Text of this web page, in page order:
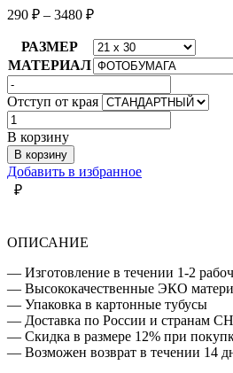
290 ₽ – 3480 ₽
РАЗМЕР
МАТЕРИАЛ
Отступ от края
Количество
товара
АБСТРАКЦИЯ
РАЗНЫЕ
ЦВЕТА
В корзину
В корзину
Добавить в избранное
₽
ОПИСАНИЕ
— Изготовление в течении 1-2
— Высококачественные ЭКО
— Упаковка в картонные тубусы
— Доставка по России и странам
— Скидка в размере 12% при
— Возможен возврат в течении 14